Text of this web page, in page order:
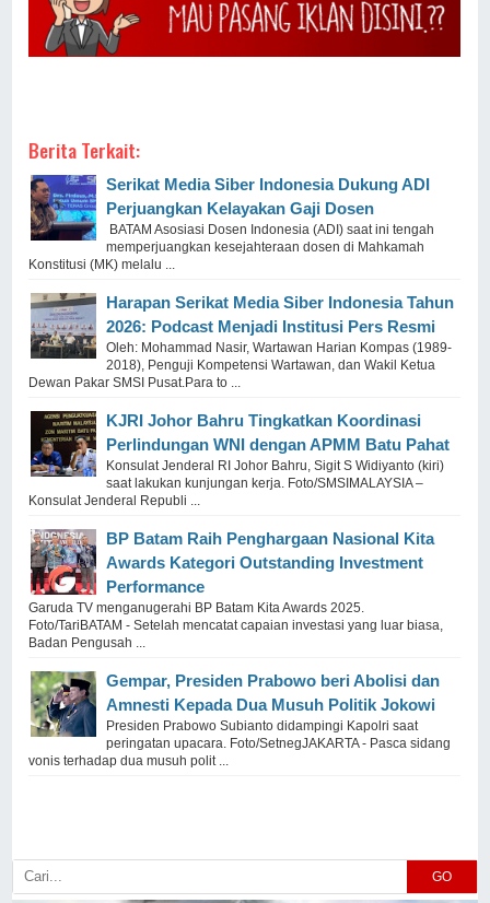
Berita Terkait:
Serikat Media Siber Indonesia Dukung ADI
Perjuangkan Kelayakan Gaji Dosen
BATAM Asosiasi Dosen Indonesia (ADI) saat ini tengah
memperjuangkan kesejahteraan dosen di Mahkamah
Konstitusi (MK) melalu ...
Harapan Serikat Media Siber Indonesia Tahun
2026: Podcast Menjadi Institusi Pers Resmi
Oleh: Mohammad Nasir, Wartawan Harian Kompas (1989-
2018), Penguji Kompetensi Wartawan, dan Wakil Ketua
Dewan Pakar SMSI Pusat.Para to ...
KJRI Johor Bahru Tingkatkan Koordinasi
Perlindungan WNI dengan APMM Batu Pahat
Konsulat Jenderal RI Johor Bahru, Sigit S Widiyanto (kiri)
saat lakukan kunjungan kerja. Foto/SMSIMALAYSIA –
Konsulat Jenderal Republi ...
BP Batam Raih Penghargaan Nasional Kita
Awards Kategori Outstanding Investment
Performance
Garuda TV menganugerahi BP Batam Kita Awards 2025.
Foto/TariBATAM - Setelah mencatat capaian investasi yang luar biasa,
Badan Pengusah ...
Gempar, Presiden Prabowo beri Abolisi dan
Amnesti Kepada Dua Musuh Politik Jokowi
Presiden Prabowo Subianto didampingi Kapolri saat
peringatan upacara. Foto/SetnegJAKARTA - Pasca sidang
vonis terhadap dua musuh polit ...
GO